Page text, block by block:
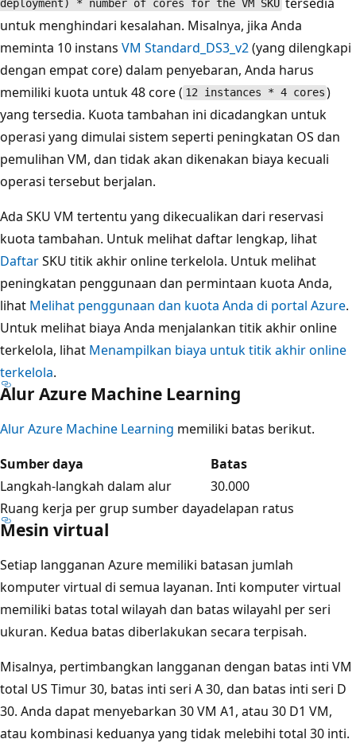
deployment) * number of cores for the VM SKU
untuk menghindari kesalahan. Misalnya, jika Anda
meminta 10 instans VM Standard_DS3_v2(yang dilengkapi
dengan empat core) dalam penyebaran, Anda harus
memiliki kuota untuk 48 core ( 12 instances * 4 cores )
yang tersedia. Kuota tambahan ini dicadangkan untuk
operasi yang dimulai sistem seperti peningkatan OS dan
pemulihan VM, dan tidak akan dikenakan biaya kecuali
operasi tersebut berjalan.
Ada SKU VM tertentu yang dikecualikan dari reservasi
kuota tambahan. Untuk melihat daftar lengkap, lihat
DaftarSKU titik akhir online terkelola. Untuk melihat
peningkatan penggunaan dan permintaan kuota Anda,
lihat Melihat penggunaan dan kuota Anda di portal Azure.
Untuk melihat biaya Anda menjalankan titik akhir online
terkelola, lihat Menampilkan biaya untuk titik akhir online
terkelola.
Alur Azure Machine Learning
Alur Azure Machine Learning memiliki batas berikut.
Sumber daya
Batas
Langkah-langkah dalam alur
30.000
Ruang kerja per grup sumber dayadelapan ratus
Mesin virtual
Setiap langganan Azure memiliki batasan jumlah
komputer virtual di semua layanan. Inti komputer virtual
memiliki batas total wilayah dan batas wilayahl per seri
ukuran. Kedua batas diberlakukan secara terpisah.
Misalnya, pertimbangkan langganan dengan batas inti VM
total US Timur 30, batas inti seri A 30, dan batas inti seri D
30. Anda dapat menyebarkan 30 VM A1, atau 30 D1 VM,
atau kombinasi keduanya yang tidak melebihi total 30 inti.